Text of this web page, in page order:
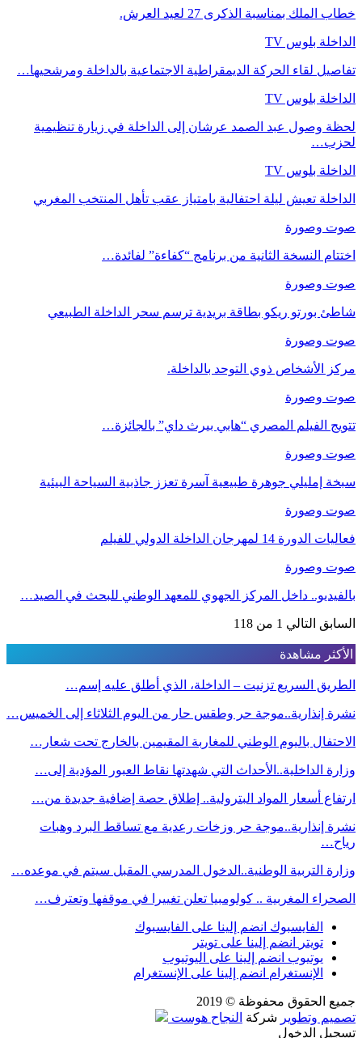
خطاب الملك بمناسبة الذكرى 27 لعيد العرش.
الداخلة بلوس TV
تفاصيل لقاء الحركة الديمقراطية الاجتماعية بالداخلة ومرشحيها…
الداخلة بلوس TV
لحظة وصول عبد الصمد عرشان إلى الداخلة في زيارة تنظيمية
لحزب…
الداخلة بلوس TV
الداخلة تعيش ليلة احتفالية بامتياز عقب تأهل المنتخب المغربي
صوت وصورة
اختتام النسخة الثانية من برنامج “كفاءة” لفائدة…
صوت وصورة
شاطئ بورتو ريكو بطاقة بريدية ترسم سحر الداخلة الطبيعي
صوت وصورة
مركز الأشخاص ذوي التوحد بالداخلة.
صوت وصورة
تتويج الفيلم المصري “هابي بيرث داي” بالجائزة…
صوت وصورة
سبخة إمليلي جوهرة طبيعية آسرة تعزز جاذبية السياحة البيئية
صوت وصورة
فعاليات الدورة 14 لمهرجان الداخلة الدولي للفيلم
صوت وصورة
بالفيديو.. داخل المركز الجهوي للمعهد الوطني للبحث في الصيد…
السابق التالي 1 من 118
الأكثر مشاهدة
الطريق السريع تزنيت – الداخلة، الذي أطلق عليه إسم…
نشرة إنذارية..موجة حر وطقس حار من اليوم الثلاثاء إلى الخميس…
الاحتفال باليوم الوطني للمغاربة المقيمين بالخارج تحت شعار…
وزارة الداخلية..الأحداث التي شهدتها نقاط العبور المؤدية إلى…
ارتفاع أسعار المواد البترولية.. إطلاق حصة إضافية جديدة من…
نشرة إنذارية..موجة حر وزخات رعدية مع تساقط البرد وهبات
رياح…
وزارة التربية الوطنية..الدخول المدرسي المقبل سیتم في موعده…
الصحراء المغربية .. كولومبيا تعلن تغييرا في موقفها وتعترف…
الفايسبوك انضم إلينا على الفايسبوك
تويتر
انضم إلينا على تويتر
يوتيوب انضم إلينا على اليوتيوب
الإنستغرام انضم إلينا على الإنستغرام
جميع الحقوق محفوظة © 2019
تصميم وتطوير شركة النجاح هوست
تسجيل الدخول